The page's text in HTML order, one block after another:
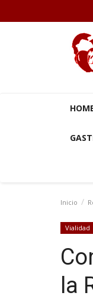
Inicio
Vialidad
la